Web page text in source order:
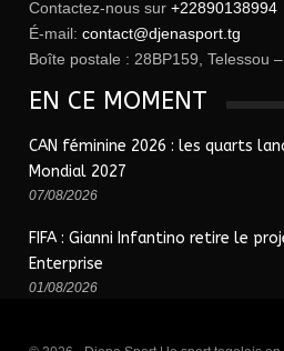
Contactez-nous sur +22890138994
É-mail: contact@djenasport.tg
Boîte postale : 28BP159, Telessou
EN CE MOMENT
CAN féminine 2026 : les quarts
Mondial 2027
07/08/2026
FIFA : Gianni Infantino retire le
Enterprise
01/08/2026